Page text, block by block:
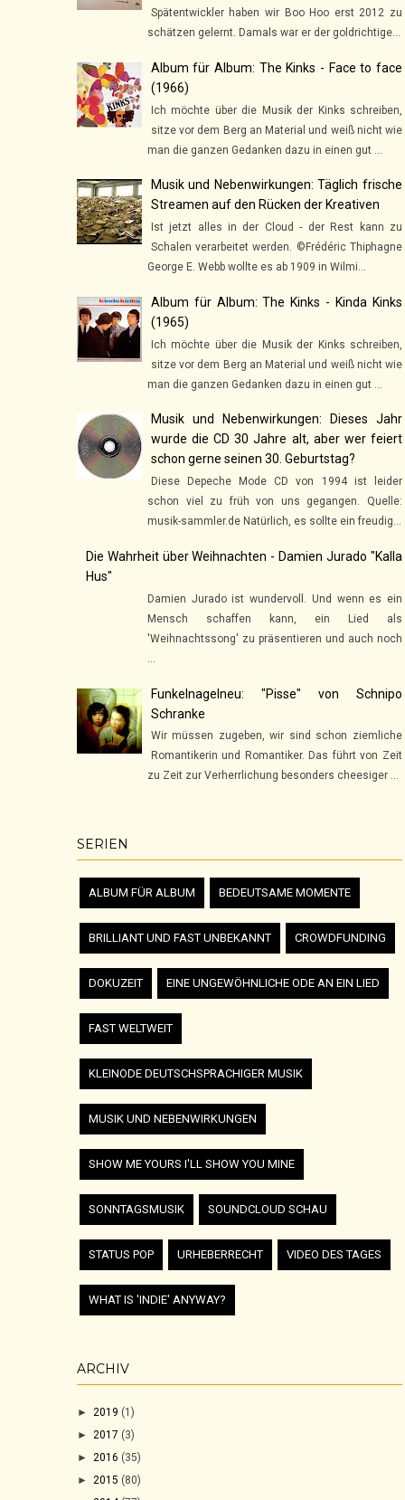
Spätentwickler haben wir Boo Hoo erst 2012 zu
schätzen gelernt. Damals war er der goldrichtige...
Album für Album: The Kinks - Face to face
(1966)
Ich möchte über die Musik der Kinks schreiben,
sitze vor dem Berg an Material und weiß nicht wie
man die ganzen Gedanken dazu in einen gut ...
Musik und Nebenwirkungen: Täglich frische
Streamen auf den Rücken der Kreativen
Ist jetzt alles in der Cloud - der Rest kann zu
Schalen verarbeitet werden. ©Frédéric Thiphagne
George E. Webb wollte es ab 1909 in Wilmi...
Album für Album: The Kinks - Kinda Kinks
(1965)
Ich möchte über die Musik der Kinks schreiben,
sitze vor dem Berg an Material und weiß nicht wie
man die ganzen Gedanken dazu in einen gut ...
Musik und Nebenwirkungen: Dieses Jahr
wurde die CD 30 Jahre alt, aber wer feiert
schon gerne seinen 30. Geburtstag?
Diese Depeche Mode CD von 1994 ist leider
schon viel zu früh von uns gegangen. Quelle:
musik-sammler.de Natürlich, es sollte ein freudig...
Die Wahrheit über Weihnachten - Damien Jurado "Kalla
Hus"
Damien Jurado ist wundervoll. Und wenn es ein
Mensch schaffen kann, ein Lied als
'Weihnachtssong' zu präsentieren und auch noch
...
Funkelnagelneu: "Pisse" von Schnipo
Schranke
Wir müssen zugeben, wir sind schon ziemliche
Romantikerin und Romantiker. Das führt von Zeit
zu Zeit zur Verherrlichung besonders cheesiger ...
SERIEN
ALBUM FÜR ALBUM BEDEUTSAME MOMENTE
BRILLIANT UND FAST UNBEKANNT CROWDFUNDING
DOKUZEIT EINE UNGEWÖHNLICHE ODE AN EIN LIED
FAST WELTWEIT
KLEINODE DEUTSCHSPRACHIGER MUSIK
MUSIK UND NEBENWIRKUNGEN
SHOW ME YOURS I'LL SHOW YOU MINE
SONNTAGSMUSIK SOUNDCLOUD SCHAU
STATUS POP URHEBERRECHT VIDEO DES TAGES
WHAT IS 'INDIE' ANYWAY?
ARCHIV
► 2019 (1)
► 2017 (3)
► 2016 (35)
► 2015 (80)